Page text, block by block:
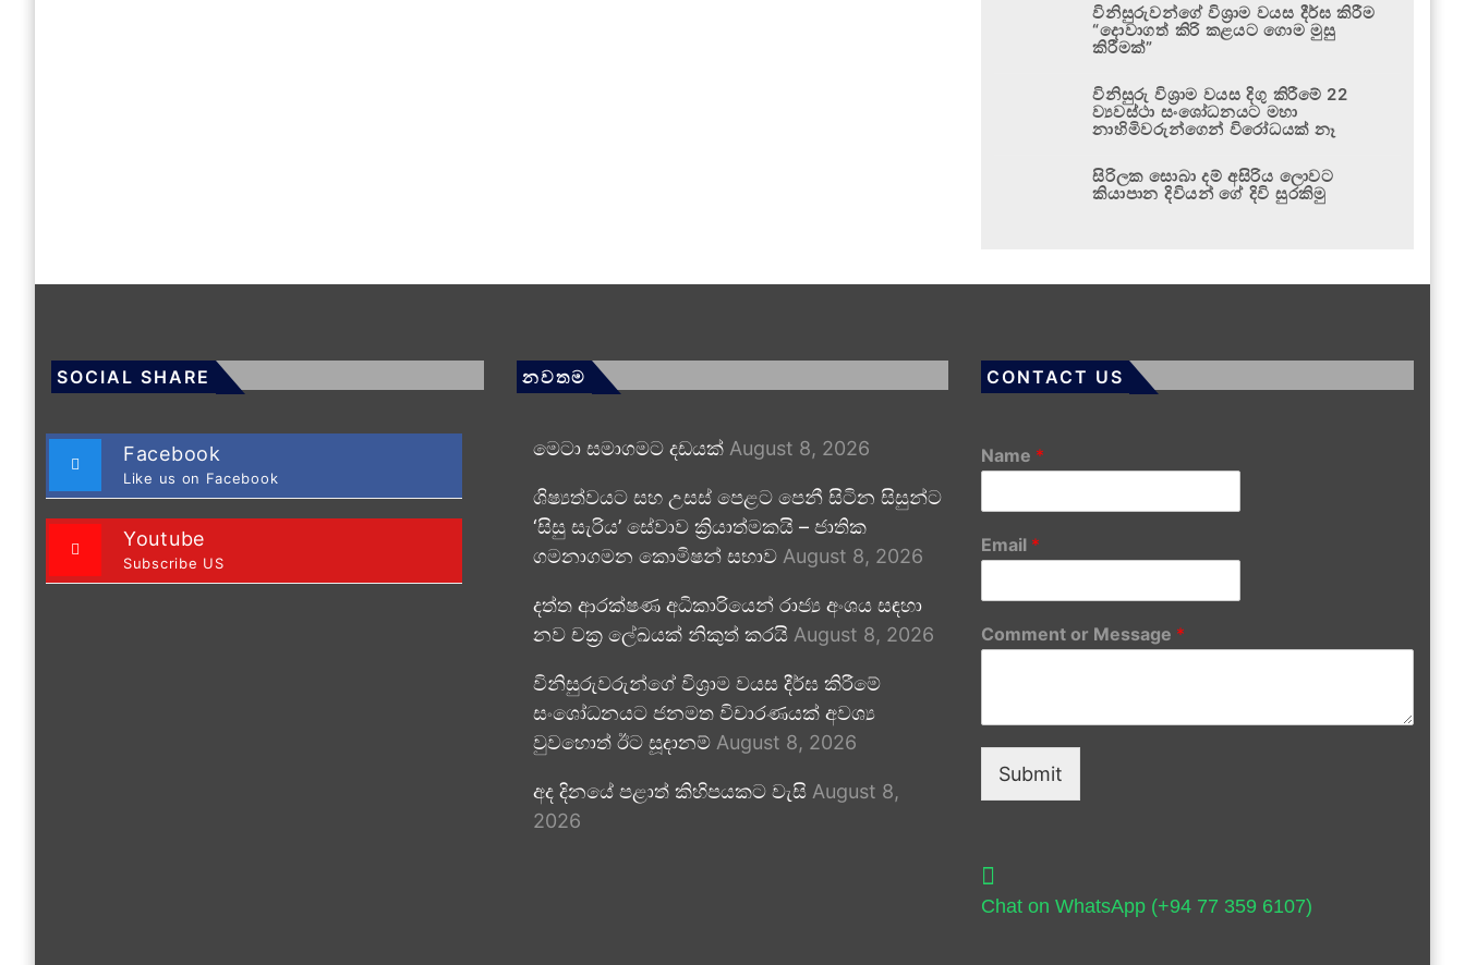
විනිසුරුවන්ගේ විශ්‍රාම වයස දීර්ඝ කිරීම
“දොවාගත් කිරි කළයට ගොම මුසු
කිරීමක්”
විනිසුරු විශ්‍රාම වයස දිගු කිරීමේ 22
ව්‍යවස්ථා සංශෝධනයට මහා
නාහිමිවරුන්ගෙන් විරෝධයක් නෑ
සිරිලක සොබා දම් අසිරිය ලොවට
කියාපාන දිවියන් ගේ දිවි සුරකිමු
SOCIAL SHARE
Facebook
Like us on Facebook
Youtube
Subscribe US
නවතම
මෙටා සමාගමට දඩයක් August 8, 2026
ශිෂ්‍යත්වයට සහ උසස් පෙළට පෙනී සිටින සිසුන්ට
‘සිසු සැරිය’ සේවාව ක්‍රියාත්මකයි – ජාතික
ගමනාගමන කොමිෂන් සභාව August 8, 2026
දත්ත ආරක්ෂණ අධිකාරියෙන් රාජ්‍ය අංශය සඳහා
නව චක්‍ර ලේඛයක් නිකුත් කරයි August 8, 2026
විනිසුරුවරුන්ගේ විශ්‍රාම වයස දීර්ඝ කිරීමේ
සංශෝධනයට ජනමත විචාරණයක් අවශ්‍ය
වුවහොත් ඊට සූදානම් August 8, 2026
අද දිනයේ පළාත් කිහිපයකට වැසි August 8,
2026
CONTACT US
Name *
Email *
Comment or Message *
Submit
Chat on WhatsApp (+94 77 359 6107)